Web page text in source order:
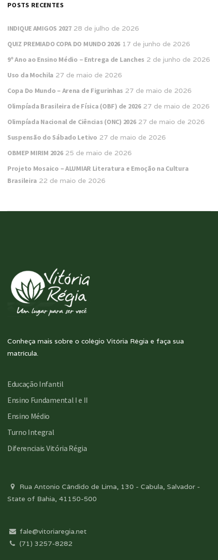
POSTS RECENTES
INDIQUE AMIGOS 2027 28 de julho de 2026
QUIZ PREMIADO COPA DO MUNDO 2026 17 de junho de 2026
9º Ano ao Ensino Médio – Entrega de Lanches 2 de junho de 2026
Uso da Mochila 27 de maio de 2026
Copa Do Mundo – Arena de Figurinhas 27 de maio de 2026
Olimpíada Brasileira de Física (OBF) de 2026 27 de maio de 2026
Olimpíada Nacional de Ciências (ONC) 2026 27 de maio de 2026
Suspensão do Sábado Letivo 27 de maio de 2026
OBMEP MIRIM 2026 25 de maio de 2026
Projeto Mosaico – ALUMIAR Literatura e Emoção na Cultura
Brasileira 22 de maio de 2026
Conheça mais sobre o colégio Vitória Régia e faça sua
matrícula.
Educação Infantil
Ensino Fundamental I e II
Ensino Médio
Turno Integral
Diferenciais Vitória Régia
Rua Antonio Cândido de Lima, 130 - Cabula, Salvador -
State of Bahia, 41150-500
fale@vitoriaregia.net
(71) 3257-8282